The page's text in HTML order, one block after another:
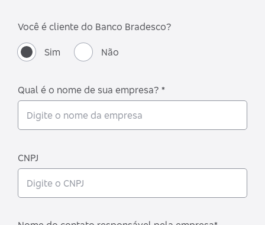
Você é cliente do Banco Bradesco?
Sim Não
Qual é o nome de sua empresa? *
CNPJ